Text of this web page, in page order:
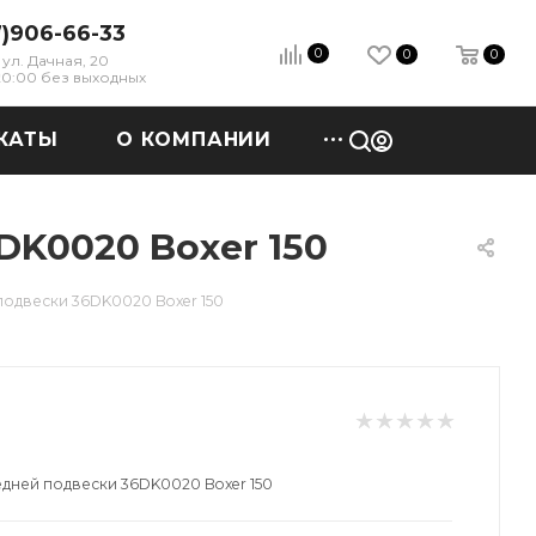
66-33
Дачная, 20
без выходных
0 0 0
О КОМПАНИИ
Boxer 150
36DK0020 Boxer 150
подвески 36DK0020 Boxer 150